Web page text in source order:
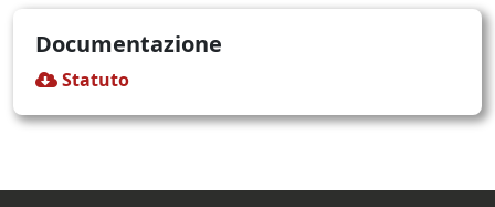
Documentazione
Statuto